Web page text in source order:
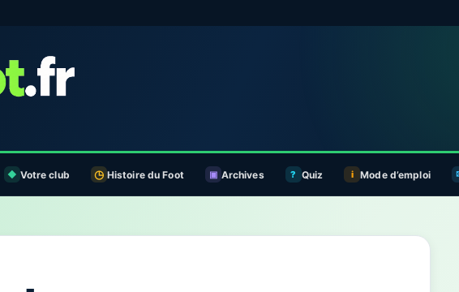
Votre club Histoire du Foot Archives Quiz Mode d’emploi